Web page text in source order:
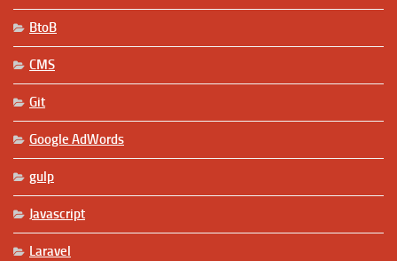
BtoB
CMS
Git
Google AdWords
gulp
Javascript
Laravel